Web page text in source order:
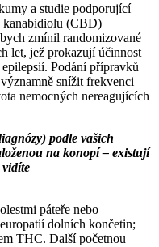
a studie podporující
kanabidiolu (CBD)
zmínil randomizované
let, jež prokazují účinnost
Podání přípravků
snížit frekvenci
nemocných nereagujících
podle vašich
na konopí –⁠ existují
páteře nebo
dolních končetin;
THC. Další početnou